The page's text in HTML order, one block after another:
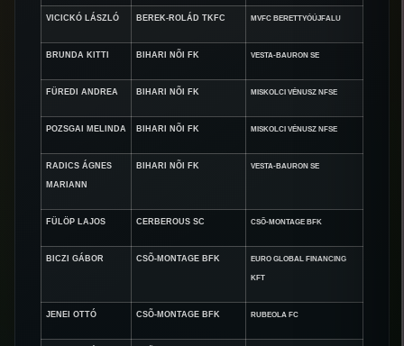
VICICKÓ LÁSZLÓ BEREK-ROLÁD TKFC MVFC BERETTYÓÚJFALU
BRUNDA KITTI BIHARI NÕI FK VESTA-BAURON SE
FÜREDI ANDREA BIHARI NÕI FK MISKOLCI VÉNUSZ NFSE
POZSGAI MELINDA BIHARI NÕI FK MISKOLCI VÉNUSZ NFSE
RADICS ÁGNES
MARIANN
BIHARI NÕI FK VESTA-BAURON SE
FÜLÖP LAJOS CERBEROUS SC CSÕ-MONTAGE BFK
BICZI GÁBOR CSÕ-MONTAGE BFK EURO GLOBAL FINANCING
KFT
JENEI OTTÓ CSÕ-MONTAGE BFK RUBEOLA FC